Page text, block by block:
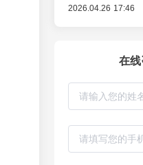
2026.04.26 17:46
在